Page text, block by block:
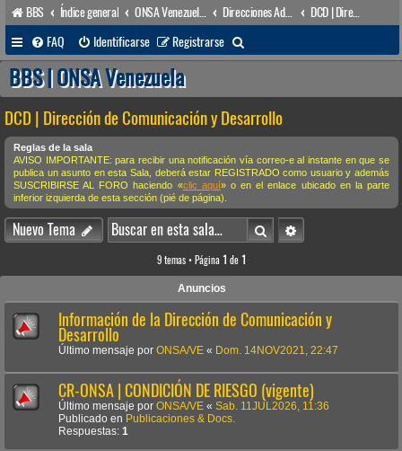
BBS Índice general Direcciones Administrativas
DCD | Dirección de Comunicación y Desarrollo
FAQ
Identificarse Registrarse
u
c
a
r
BBS | ONSA Venezuela
DCD | Dirección de Comunicación y Desarrollo
Reglas de la sala
AVISO IMPORTANTE: para recibir una notificación vía correo-e al instante en que se
publica un asunto en esta Sala, deberá estar REGISTRADO como usuario y además
SUSCRIBIRSE AL FORO haciendo «clic aquí» o en el enlace ubicado en la parte
inferior izquierda de esta sección (pié de página).
Nuevo Tema BuscarBúsqueda avanzada
9 temas • Página 1 de 1
Anuncios
Información de la Dirección de Comunicación y
Desarrollo
Último mensaje por ONSA/VE « Dom. 14NOV2021, 22:47
CR-ONSA | CONDICIÓN DE RIESGO (vigente)
Último mensaje por ONSA/VE « Sab. 11JUL2026, 11:36
Publicado en Publicaciones & Docs.
Respuestas: 1